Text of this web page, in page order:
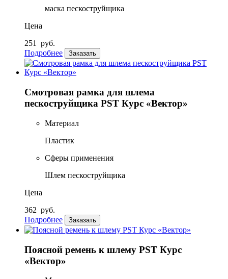
маска пескоструйщика
Цена
251 руб.
Подробнее
Заказать
Смотровая рамка для шлема
пескоструйщика PST Курс «Вектор»
Материал
Пластик
Сферы применения
Шлем пескоструйщика
Цена
362 руб.
Подробнее
Заказать
Поясной ремень к шлему PST Курс
«Вектор»